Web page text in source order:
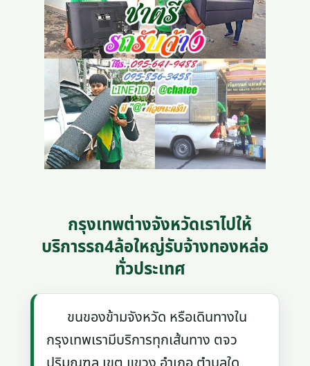
กรุงเทพต่างจังหวัดเราไปให้
บริการรถ4ล้อใหญ่รับจ้างทองหล่อ
ทั่วประเทศ
ขนของข้ามจังหวัด หรือเดินทางใน
กรุงเทพเรามีบริการทุกเส้นทาง ตจว